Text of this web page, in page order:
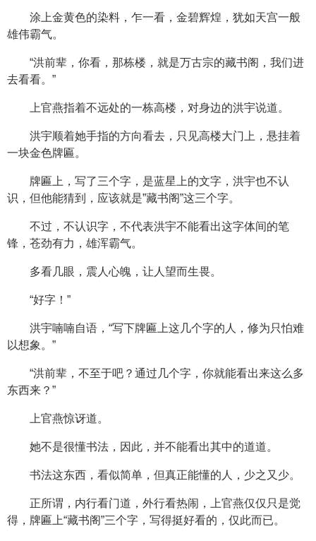
涂上金黄色的染料，乍一看，金碧辉煌，犹如天宫一般
雄伟霸气。
“洪前辈，你看，那栋楼，就是万古宗的藏书阁，我们进
去看看。”
上官燕指着不远处的一栋高楼，对身边的洪宇说道。
洪宇顺着她手指的方向看去，只见高楼大门上，悬挂着
一块金色牌匾。
牌匾上，写了三个字，是蓝星上的文字，洪宇也不认
识，但他能猜到，应该就是”藏书阁”这三个字。
不过，不认识字，不代表洪宇不能看出这字体间的笔
锋，苍劲有力，雄浑霸气。
多看几眼，震人心魄，让人望而生畏。
“好字！”
洪宇喃喃自语，“写下牌匾上这几个字的人，修为只怕难
以想象。”
“洪前辈，不至于吧？通过几个字，你就能看出来这么多
东西来？”
上官燕惊讶道。
她不是很懂书法，因此，并不能看出其中的道道。
书法这东西，看似简单，但真正能懂的人，少之又少。
正所谓，内行看门道，外行看热闹，上官燕仅仅只是觉
得，牌匾上“藏书阁”三个字，写得挺好看的，仅此而已。